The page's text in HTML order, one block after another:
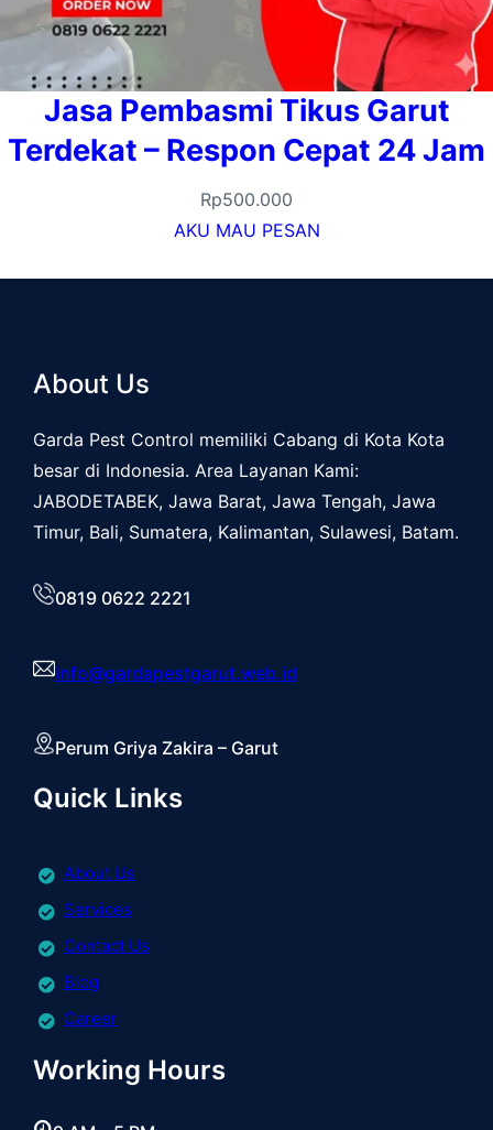
Jasa Pembasmi Tikus Garut
Terdekat – Respon Cepat 24 Jam
Rp500.000
AKU MAU PESAN
About Us
Garda Pest Control memiliki Cabang di Kota Kota
besar di Indonesia. Area Layanan Kami:
JABODETABEK, Jawa Barat, Jawa Tengah, Jawa
Timur, Bali, Sumatera, Kalimantan, Sulawesi, Batam.
0819 0622 2221
info@gardapestgarut.web.id
Perum Griya Zakira – Garut
Quick Links
About Us
Services
Contact Us
Blog
Career
Working Hours